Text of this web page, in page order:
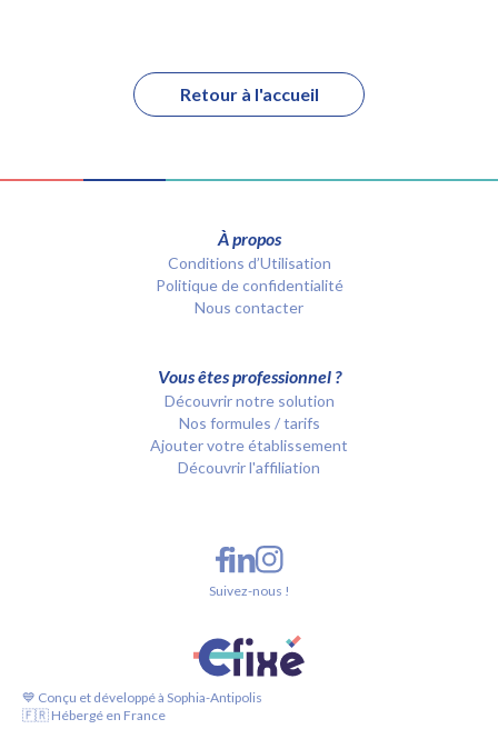
Retour à l'accueil
À propos
Conditions d’Utilisation
Politique de confidentialité
Nous contacter
Vous êtes professionnel ?
Découvrir notre solution
Nos formules / tarifs
Ajouter votre établissement
Découvrir l'affiliation
💙 Conçu et développé à Sophia-Antipolis
🇫🇷 Hébergé en France
Suivez-nous !